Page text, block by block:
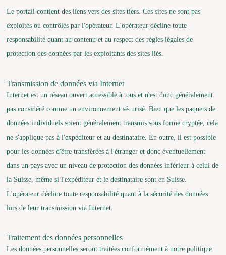
Le portail contient des liens vers des sites tiers. Ces sites ne sont pas
exploités ou contrôlés par l'opérateur. L'opérateur décline toute
responsabilité quant au contenu et au respect des règles légales de
protection des données par les exploitants des sites liés.
Transmission de données via Internet
Internet est un réseau ouvert accessible à tous et n'est donc généralement
pas considéré comme un environnement sécurisé. Bien que les paquets de
données individuels soient généralement transmis sous forme cryptée, cela
ne s'applique pas à l'expéditeur et au destinataire. En outre, il est possible
pour les données d'être transférées à l'étranger et donc éventuellement
dans un pays avec un niveau de protection des données inférieur à celui de
la Suisse, même si l'expéditeur et le destinataire sont en Suisse.
L'opérateur décline toute responsabilité quant à la sécurité des données
lors de leur transmission via Internet.
Traitement des données personnelles
Les données personnelles seront traitées conformément à notre politique